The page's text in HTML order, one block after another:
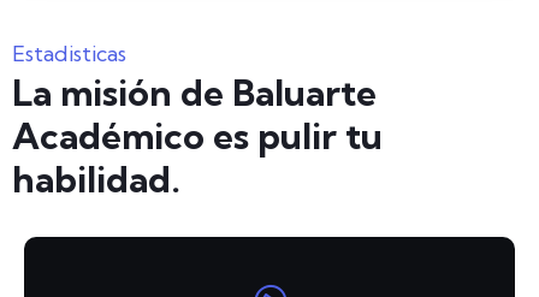
Estadisticas
La misión de Baluarte
Académico es pulir tu
habilidad.